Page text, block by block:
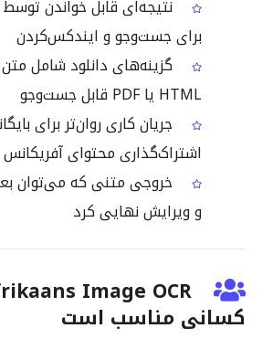
نتیجه‌ای قابل خواندن
برای جست‌وجو و ایندکس‌کردن
HTML یا PDF قابل جست‌وجو
جریان کاری روان‌تر برای
اشتراک‌گذاری محتوای آفریکانس
خروجی متنی که می‌توان
و ویرایش نهایی کرد
کسانی مناسب است